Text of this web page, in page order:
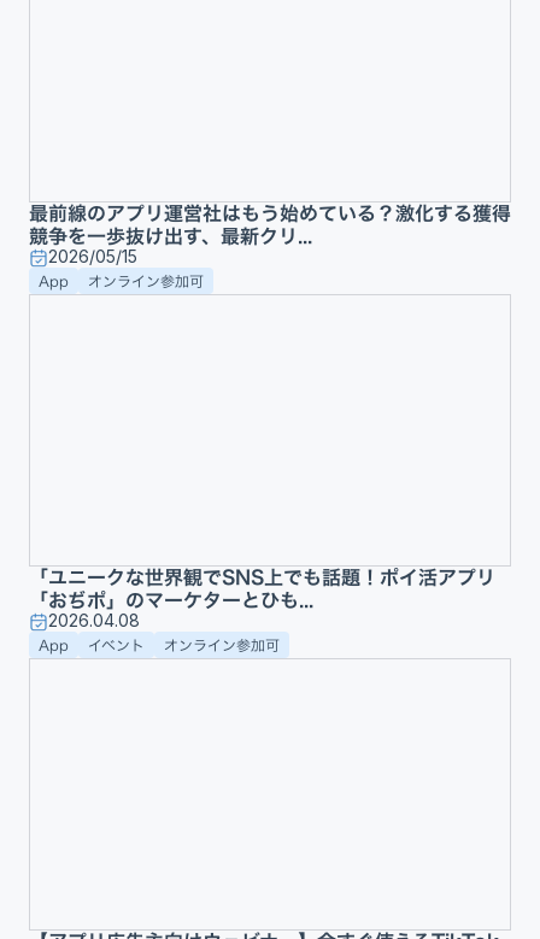
最前線のアプリ運営社はもう始めている？激化する獲得
競争を一歩抜け出す、最新クリ...
2026/05/15
App オンライン参加可
「ユニークな世界観でSNS上でも話題！ポイ活アプリ
「おぢポ」のマーケターとひも...
2026.04.08
App イベント オンライン参加可